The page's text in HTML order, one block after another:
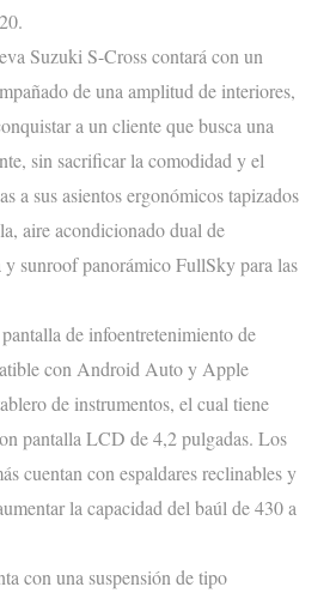
Suzuki S-Crosscontará con un
de una amplitud de interiores,
a un cliente que busca una
sin sacrificar la comodidad y el
a sus asientos ergonómicos tapizados
, aire acondicionadodual de
y sunroofpanorámicoFullSkypara las
de infoentretenimiento de
con Android Auto y Apple
de instrumentos, el cual tiene
pantalla LCD de 4,2 pulgadas. Los
cuentan con espaldares reclinables y
la capacidad del baúl de 430 a
con una suspensión de tipo